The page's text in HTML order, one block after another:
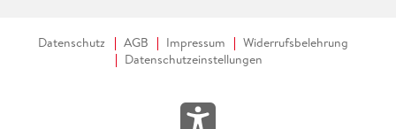
Datenschutz AGB Impressum
Widerrufsbelehrung
Datenschutzeinstellungen